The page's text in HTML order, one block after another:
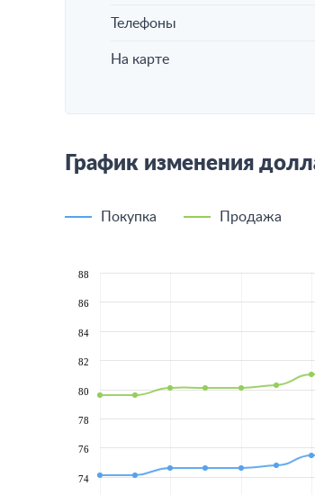
Телефоны
На карте
График изменения
Покупка Продажа
74
76
78
80
82
84
86
88